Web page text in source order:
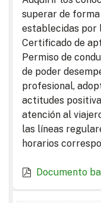
superar de
establecidas por
Certificado de
Permiso de
de poder
profesional,
actitudes
atención al
las líneas
horarios
Documento